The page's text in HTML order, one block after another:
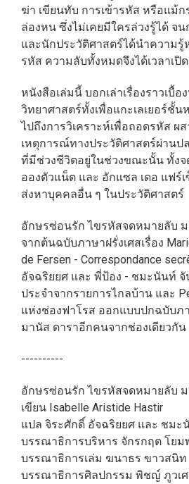
ฆ่า เขียนทับ การเข้ารหัส หรือแม้
ล่องหน ซึ่งไม่เคยมีใครล่วงรู้ได้ จ
และนักประวัติศาสตร์ได้นำความ
รหัส ความลับทั้งหมดจึงได้เวลาเปิ
หนังสือเล่มนี้ บอกเล่าเรื่องราวเบื้
วิทยาศาสตร์ทั้งเพื่อแกะเลเยอร์ชั้น
ไปถึงการวิเคราะห์เพื่อถอดรหัส ผ
เหตุการณ์ทางประวัติศาสตร์ผ่านป
ที่มีช่วงชีวิตอยู่ในช่วงขณะนั้น ทั้ง
อองตัวแน็ต และ อักแซล เดอ แฟร์
ส่งหาบุคคลอื่น ๆ ในประวัติศาสตร์
อักษรซ่อนรัก ไขรหัสจดหมายลับ
จากต้นฉบับภาษาฝรั่งเศสเรื่อง
de Fersen - Correspondance
อัจฉริยยศ และ พี่ป้อง - ชมะนันท์ จั
ประจำจากรายการไกลบ้าน และ
แห่งช่องฟาโรส ออกแบบปกฉบับภ
มานัส ดาราอีกคนจากช่องเดียวกัน
----------
อักษรซ่อนรัก ไขรหัสจดหมายลับ
เขียน Isabelle Aristide Hastir
แปล จิระศักดิ์ อัจฉริยยศ และ ชมะ
บรรณาธิการบริหาร จักรกฤต โยม
บรรณาธิการเล่ม ฆนาธร ขาวสนิท
บรรณาธิการศิลปกรรม พิชญ์ ภูวเศ